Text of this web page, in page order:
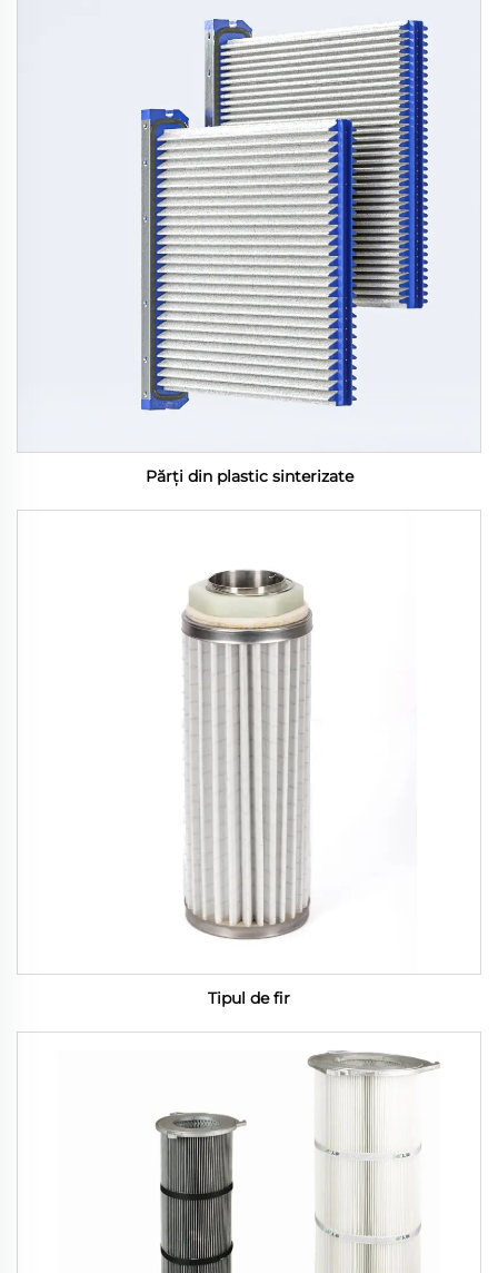
Părți din plastic sinterizate
Tipul de fir